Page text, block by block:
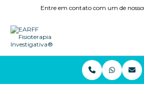
Entre em contato com um de